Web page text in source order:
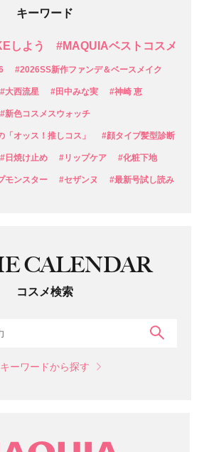
キーワード
しよう #MAQUIAベストコスメ
#2026SS新作ファンデ＆ベースメイク
#大西流星 #田中みな実 #神崎 恵
#新色コスメスウォッチ
オッス！推しコス」 #顔タイプ髪型診断
#日焼け止め #リップケア #化粧下地
モンスター #セザンヌ #最新号試し読み
CALENDAR
コスメ検索
キーワードから探す